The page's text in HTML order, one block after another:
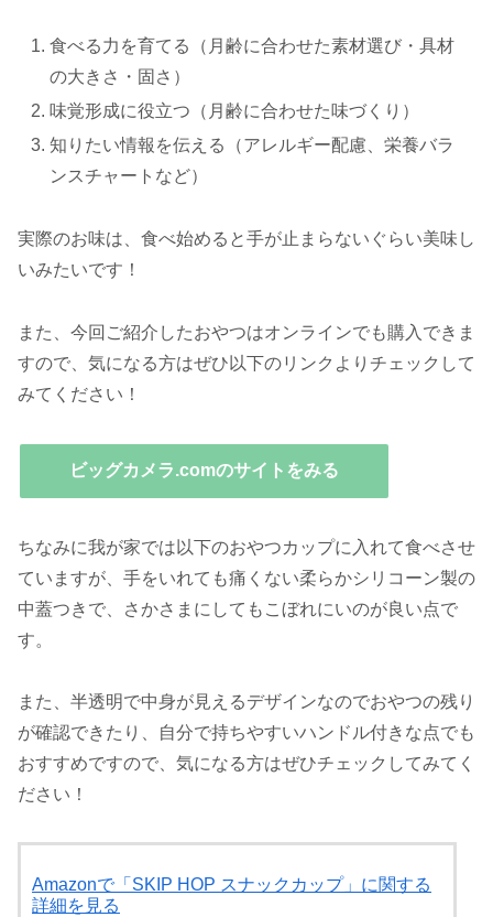
食べる力を育てる（月齢に合わせた素材選び・具材
の大きさ・固さ）
味覚形成に役立つ（月齢に合わせた味づくり）
知りたい情報を伝える（アレルギー配慮、栄養バラ
ンスチャートなど）
実際のお味は、食べ始めると手が止まらないぐらい美味し
いみたいです！
また、今回ご紹介したおやつはオンラインでも購入できま
すので、気になる方はぜひ以下のリンクよりチェックして
みてください！
ビッグカメラ.comのサイトをみる
ちなみに我が家では以下のおやつカップに入れて食べさせ
ていますが、手をいれても痛くない柔らかシリコーン製の
中蓋つきで、さかさまにしてもこぼれにいのが良い点で
す。
また、半透明で中身が見えるデザインなのでおやつの残り
が確認できたり、自分で持ちやすいハンドル付きな点でも
おすすめですので、気になる方はぜひチェックしてみてく
ださい！
Amazonで「SKIP HOP スナックカップ」に関する
詳細を見る